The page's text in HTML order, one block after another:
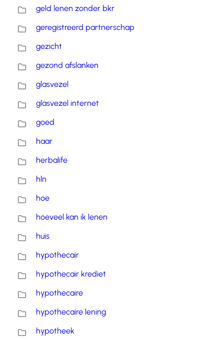
geld lenen zonder bkr
geregistreerd partnerschap
gezicht
gezond afslanken
glasvezel
glasvezel internet
goed
haar
herbalife
hln
hoe
hoeveel kan ik lenen
huis
hypothecair
hypothecair krediet
hypothecaire
hypothecaire lening
hypotheek